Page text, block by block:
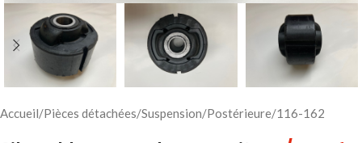
Accueil/Pièces détachées/Suspension/Postérieure/116-162